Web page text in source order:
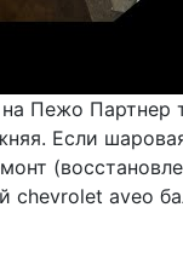
Пежо Партнер
Если
chevrolet aveo